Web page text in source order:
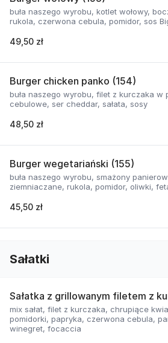
buła naszego wyrobu, kotlet wołowy, boczek,
rukola, czerwona cebula, pomidor, sos
49,50 zł
Burger chicken panko (154)
buła naszego wyrobu, filet z kurczaka w
cebulowe, ser cheddar, sałata, sosy
48,50 zł
Burger wegetariański (155)
buła naszego wyrobu, smażony
ziemniaczane, rukola, pomidor, oliwki,
45,50 zł
Sałatki
Sałatka z grillowanym filetem z
mix sałat, filet z kurczaka, chrupiące
pomidorki, papryka, czerwona cebula,
winegret, focaccia